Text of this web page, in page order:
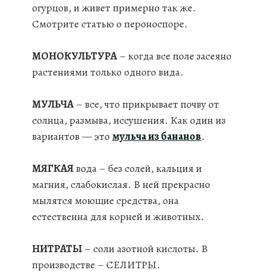
огурцов, и живет примерно так же.
Смотрите статью о пероноспоре.
МОНОКУЛЬТУРА– когда все поле засеяно
растениями только одного вида.
МУЛЬЧА– все, что прикрывает почву от
солнца, размыва, иссушения. Как один из
вариантов — это мульча из бананов.
МЯГКАЯвода – без солей, кальция и
магния, слабокислая. В ней прекрасно
мылятся моющие средства, она
естественна для корней и животных.
НИТРАТЫ – соли азотной кислоты. В
производстве – СЕЛИТРЫ.